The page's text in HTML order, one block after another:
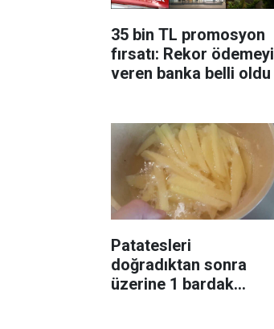
35 bin TL promosyon
fırsatı: Rekor ödemeyi
veren banka belli oldu
Patatesleri
doğradıktan sonra
üzerine 1 bardak